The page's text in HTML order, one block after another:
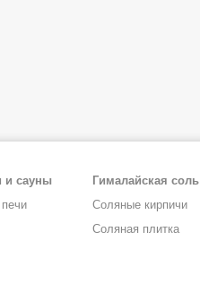
и сауны
Гималайская соль
Соляные кирпичи
Соляная плитка